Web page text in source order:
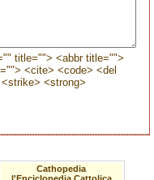
title=""> <abbr title="">
<cite> <code> <del
<strong>
Cathopedia